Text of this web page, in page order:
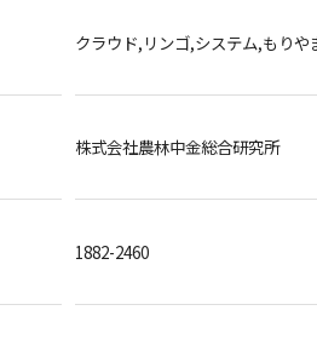
クラウド,リンゴ,システム,もりや
株式会社農林中金総合研究所
1882-2460